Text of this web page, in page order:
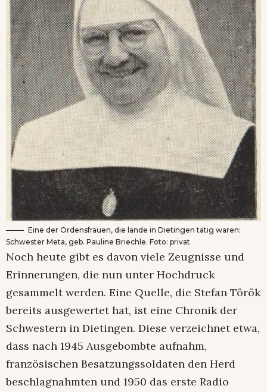
Eine der Ordensfrauen, die lande in Dietingen tätig waren:
Schwester Meta, geb. Pauline Briechle. Foto: privat
Noch heute gibt es davon viele Zeugnisse und
Erinnerungen, die nun unter Hochdruck
gesammelt werden. Eine Quelle, die Stefan Török
bereits ausgewertet hat, ist eine Chronik der
Schwestern in Dietingen. Diese verzeichnet etwa,
dass nach 1945 Ausgebombte aufnahm,
französischen Besatzungssoldaten den Herd
beschlagnahmten und 1950 das erste Radio